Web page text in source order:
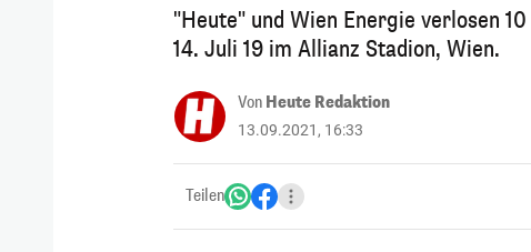
"Heute" und Wien Energie verlosen
14. Juli 19 im Allianz Stadion, Wien.
Von Heute Redaktion
13.09.2021, 16:33
Teilen